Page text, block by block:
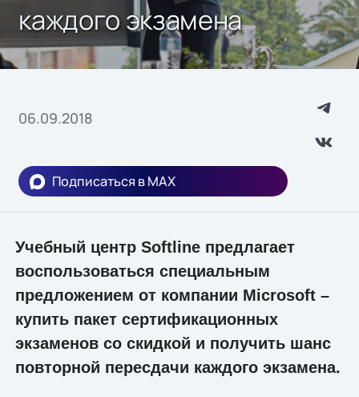
каждого экзамена
06.09.2018
Подписаться в MAX
Учебный центр Softline предлагает
воспользоваться специальным
предложением от компании Microsoft –
купить пакет сертификационных
экзаменов со скидкой и получить шанс
повторной пересдачи каждого экзамена.